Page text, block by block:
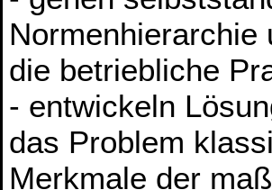
Normenhierarchie
die betriebliche
- entwickeln
das Problem
Merkmale der